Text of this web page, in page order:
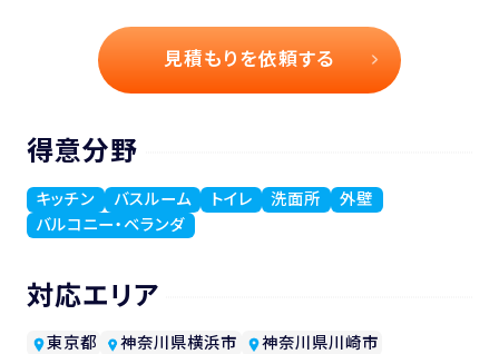
見積もりを依頼する
得意分野
キッチン バスルーム トイレ 洗面所
外壁
バルコニー・ベランダ
対応エリア
東京都 神奈川県横浜市
神奈川県川崎市